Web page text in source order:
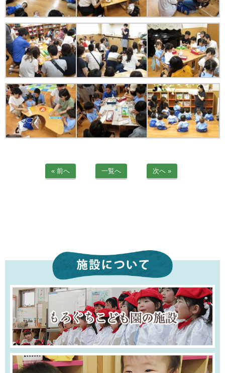
« 前へ 一覧へ 次へ »
法人詳細情報
重要事項説明書
第三者評価報告書
園の自己評価公表
防災計画
06-6915-8558